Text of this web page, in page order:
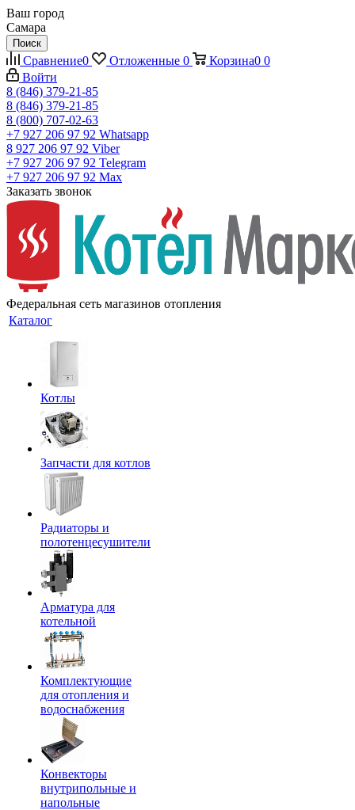
Ваш город
Самара
Поиск
Сравнение0 Отложенные 0 Корзина0 0
Войти
8 (846) 379-21-85
8 (846) 379-21-85
8 (800) 707-02-63
+7 927 206 97 92 Whatsapp
8 927 206 97 92 Viber
+7 927 206 97 92 Telegram
+7 927 206 97 92 Max
Заказать звонок
Федеральная сеть магазинов отопления
Каталог
Котлы
Запчасти для котлов
Радиаторы и
полотенцесушители
Арматура для
котельной
Комплектующие
для отопления и
водоснабжения
Конвекторы
внутрипольные и
напольные